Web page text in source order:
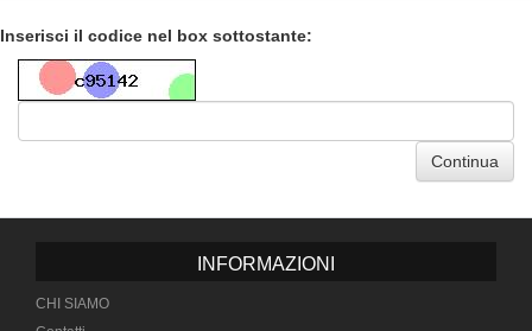
Inserisci il codice nel box sottostante:
Continua
INFORMAZIONI
CHI SIAMO